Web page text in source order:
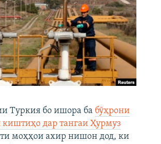
Туркия бо ишора ба бӯҳрони
киштиҳо дар тангаи Ҳурмуз
моҳҳои ахир нишон дод, ки